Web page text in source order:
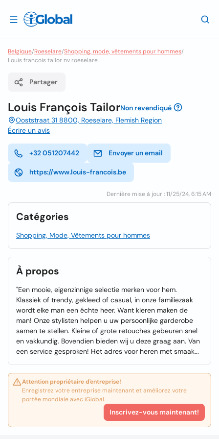
Belgique/Roeselare/Shopping, mode, vêtements pour hommes/
Louis francois tailor nv roeselare
Partager
Louis François TailorNon revendiqué
Ooststraat 31 8800, Roeselare, Flemish Region
Écrire un avis
+32 051207442 Envoyer un email
https://www.louis-francois.be
Dernière mise à jour : 11/25/24, 6:15 AM
Catégories
Shopping, Mode, Vêtements pour hommes
À propos
"Een mooie, eigenzinnige selectie merken voor hem.
Klassiek of trendy, gekleed of casual, in onze familiezaak
wordt elke man een échte heer. Want kleren maken de
man! Onze stylisten helpen u uw persoonlijke garderobe
samen te stellen. Kleine of grote retouches gebeuren snel
en vakkundig. Bovendien bieden wij u deze graag aan. Van
een service gesproken! Het adres voor heren met smaak...
Attention propriétaire d'entreprise!
Enregistrez votre entreprise maintenant et améliorez votre
portée mondiale avec iGlobal.
Inscrivez-vous maintenant!